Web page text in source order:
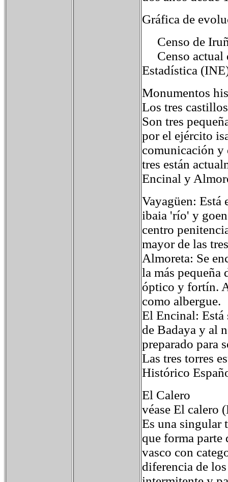
Gráfica de
Censo de
Censo actual
Estadística
Monumentos
Los tres
Son tres
por el ejército
comunicación y
tres están
Encinal y
Vayagüen: Está
ibaia 'río' y
centro
mayor de las
Almoreta: Se
la más pequeña
óptico y fortín.
como albergue.
El Encinal: Está
de Badaya y al
preparado para
Las tres torres
Histórico
El Calero
véase El calero
Es una singular
que forma
vasco con
diferencia de